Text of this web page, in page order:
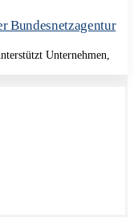
Bundesnetzagentur
Unternehmen,